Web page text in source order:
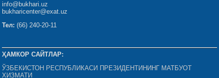
info@bukhari.uz
bukharicenter@exat.uz
Тел: (66) 240-20-11
ҲАМКОР САЙТЛАР:
ЎЗБЕКИСТОН РЕСПУБЛИКАСИ ПРЕЗИДЕНТИНИНГ МАТБУОТ
ХИЗМАТИ